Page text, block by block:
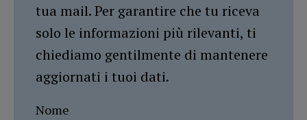
tua mail. Per garantire che tu riceva
solo le informazioni più rilevanti, ti
chiediamo gentilmente di mantenere
aggiornati i tuoi dati.
Nome